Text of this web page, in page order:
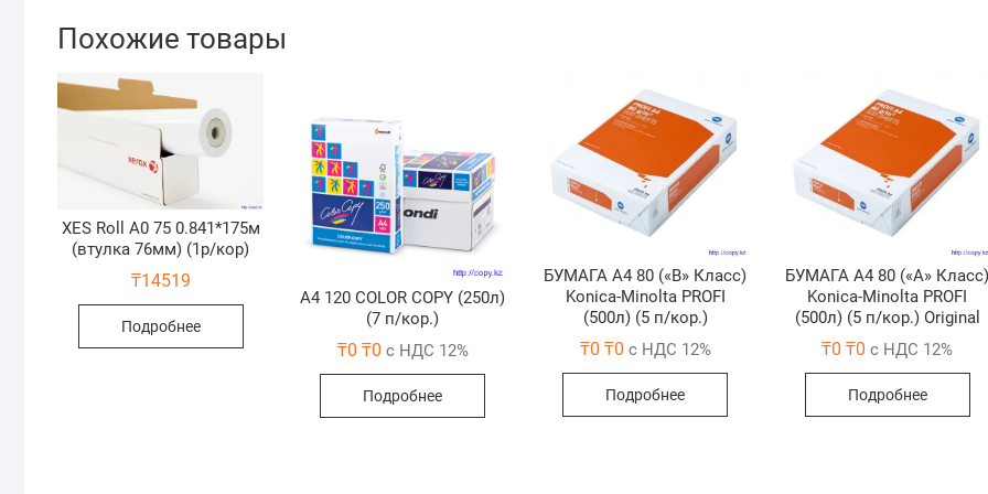
Похожие товары
XES Roll A0 75 0.841*175м
(втулка 76мм) (1р/кор)
₸14519
Подробнее
A4 120 COLOR COPY (250л)
(7 п/кор.)
₸0 ₸0 с НДС 12%
Подробнее
БУМАГА A4 80 («В» Класс)
Konica-Minolta PROFI
(500л) (5 п/кор.)
₸0 ₸0 с НДС 12%
Подробнее
БУМАГА A4 80 («А»
Konica-Minolta PROFI
(500л) (5 п/кор.) Original
₸0 ₸0 с НДС 12%
Подробнее